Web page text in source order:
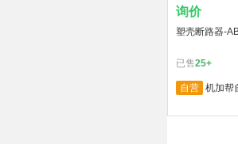
询价
塑壳断路器-
已售25+
自营 机加帮